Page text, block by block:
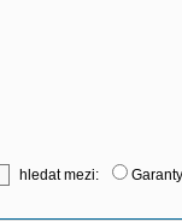
hledat mezi: Garanty